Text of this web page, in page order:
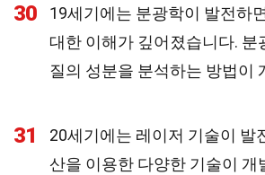
30
19세기에는 분광학이 발전하
대한 이해가 깊어졌습니다. 분
질의 성분을 분석하는 방법이
31
20세기에는 레이저 기술이 발
산을 이용한 다양한 기술이 개